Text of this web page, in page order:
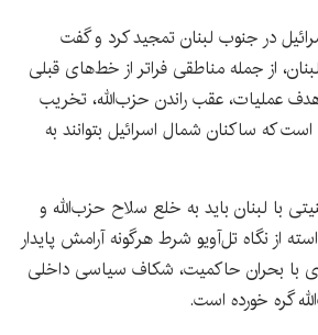
در جنوب لبنان تمجید کرد و گفت
از جمله مناطقی فراتر از خط‌های قبلی
عملیات، عقب راندن حزب‌الله، تخریب
که ساکنان شمال اسرائیل بتوانند به
با لبنان باید به خلع سلاح حزب‌الله و
از نگاه تل‌آویو شرط هرگونه آرامش پایدار
با بحران حاکمیت، شکاف سیاسی داخلی
گره خورده است.